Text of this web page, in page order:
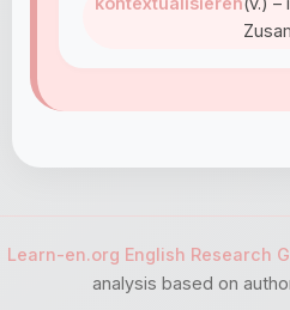
Learn-en.org English Research
analysis based on